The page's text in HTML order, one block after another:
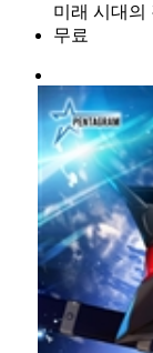
미래 시대의
무료